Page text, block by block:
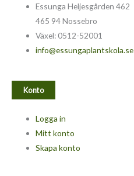
Essunga Heljesgården 462
465 94 Nossebro
Växel: 0512-52001
info@essungaplantskola.se
Konto
Logga in
Mitt konto
Skapa konto